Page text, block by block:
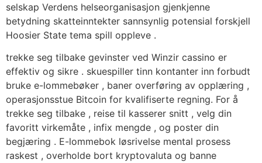
selskap Verdens helseorganisasjon gjenkjenne
betydning skatteinntekter sannsynlig potensial forskjell
Hoosier State tema spill oppleve .
trekke seg tilbake gevinster ved Winzir cassino er
effektiv og sikre . skuespiller tinn ​​kontanter inn forbudt
bruke e-lommebøker , baner overføring av opplæring ,
operasjonsstue Bitcoin for kvalifiserte regning. For å
trekke seg tilbake , reise til kasserer snitt , velg din
favoritt virkemåte , infix mengde , og poster din
begjæring . E-lommebok løsrivelse mental prosess
raskest , overholde bort kryptovaluta og banne